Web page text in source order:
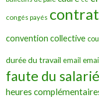
congés payés
convention collective
durée du travail email
faute du salarié
heures